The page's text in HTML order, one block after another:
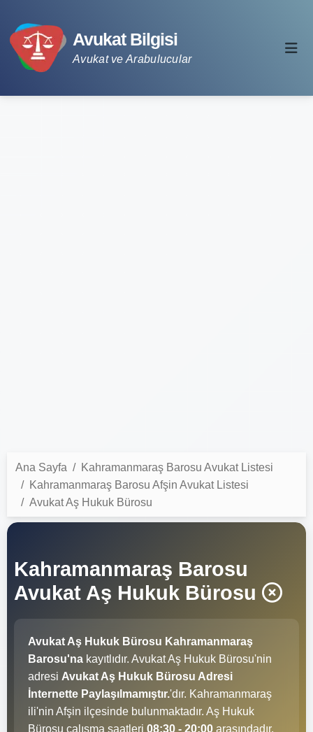
Avukat Bilgisi
Avukat ve Arabulucular
Ana Sayfa
Kahramanmaraş Barosu Avukat Listesi
Kahramanmaraş Barosu Afşin Avukat Listesi
Avukat Aş Hukuk Bürosu
Kahramanmaraş Barosu
Avukat Aş Hukuk Bürosu
Avukat Aş Hukuk Bürosu Kahramanmaraş
Barosu'na kayıtlıdır. Avukat Aş Hukuk Bürosu'nin
adresi Avukat Aş Hukuk Bürosu Adresi
İnternette Paylaşılmamıştır.'dır. Kahramanmaraş
ili'nin Afşin ilçesinde bulunmaktadır. Aş Hukuk
Bürosu çalışma saatleri 08:30 - 20:00 arasındadır.